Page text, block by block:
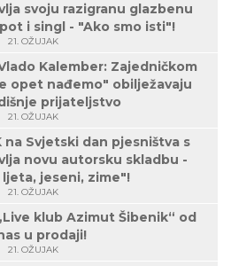
svoju razigranu glazbenu
i singl - "Ako smo isti"!
21. OŽUJAK
Kalember: Zajedničkom
opet nađemo" obilježavaju
prijateljstvo
21. OŽUJAK
na Svjetski dan pjesništva s
novu autorsku skladbu -
ljeta, jeseni, zime"!
21. OŽUJAK
klub Azimut Šibenik“ od
u prodaji!
21. OŽUJAK